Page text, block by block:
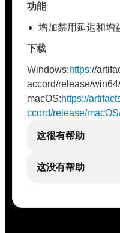
功能
增加禁用延迟和增
下载
Windows:https://
accord/release/
macOS:https://
ccord/release/
这很有帮助
这没有帮助